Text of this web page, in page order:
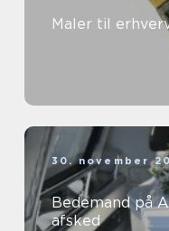
Maler til
30. november
Bedemand på
afsked